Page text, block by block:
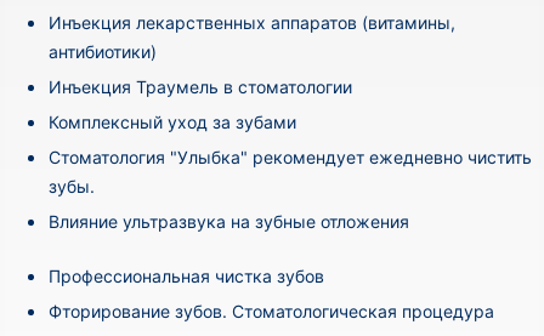
Инъекция лекарственных аппаратов (витамины,
антибиотики)
Инъекция Траумель в стоматологии
Комплексный уход за зубами
Стоматология "Улыбка" рекомендует ежедневно чистить
зубы.
Влияние ультразвука на зубные отложения
Профессиональная чистка зубов
Фторирование зубов. Стоматологическая процедура